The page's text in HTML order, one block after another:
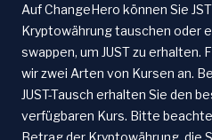
Auf ChangeHero können Sie
Kryptowährung tauschen oder
swappen, um JUST zu erhalten.
wir zwei Arten von Kursen an.
JUST-Tausch erhalten Sie den
verfügbaren Kurs. Bitte
Betrag der Kryptowährung, die